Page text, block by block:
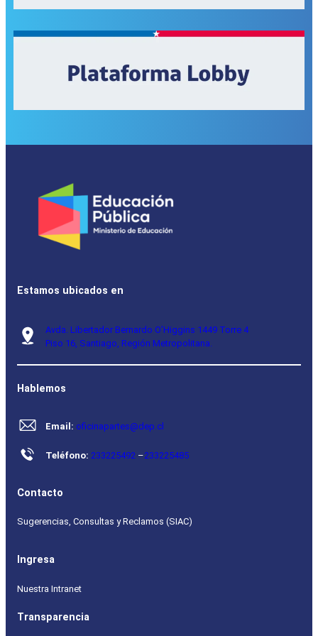
Estamos ubicados en
Avda. Libertador Bernardo O’Higgins 1449 Torre 4
Piso 16, Santiago, Región Metropolitana.
Hablemos
Email: oficinapartes@dep.cl
Teléfono: 233225492 –233225485
Contacto
Sugerencias, Consultas y Reclamos (SIAC)
Ingresa
Nuestra Intranet
Transparencia